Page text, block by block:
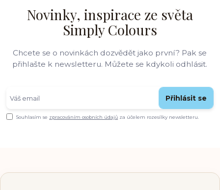
Novinky, inspirace ze světa
Simply Colours
Chcete se o novinkách dozvědět jako první? Pak se
přihlašte k newsletteru. Můžete se kdykoli odhlásit.
Přihlásit se
Souhlasím se zpracováním osobních údajů za účelem rozesílky newsletteru.